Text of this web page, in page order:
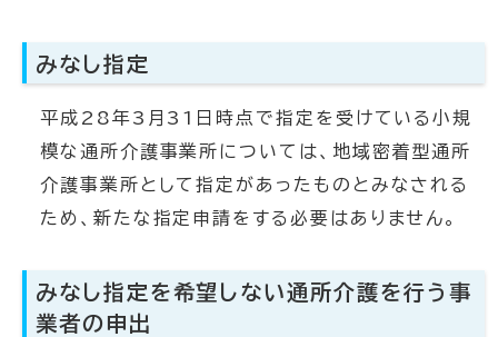
みなし指定
平成28年3月31日時点で指定を受けている小規
模な通所介護事業所については、地域密着型通所
介護事業所として指定があったものとみなされる
ため、新たな指定申請をする必要はありません。
みなし指定を希望しない通所介護を行う事
業者の申出